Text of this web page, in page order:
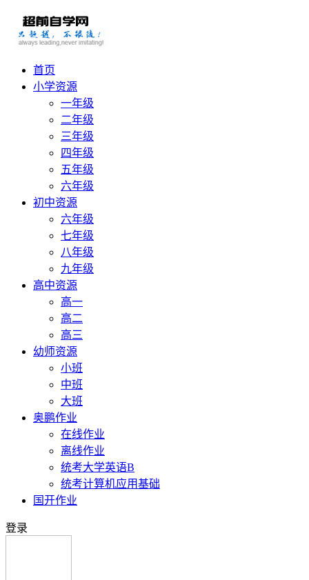
首页
小学资源
一年级
二年级
三年级
四年级
五年级
六年级
初中资源
六年级
七年级
八年级
九年级
高中资源
高一
高二
高三
幼师资源
小班
中班
大班
奥鹏作业
在线作业
离线作业
统考大学英语B
统考计算机应用基础
国开作业
登录